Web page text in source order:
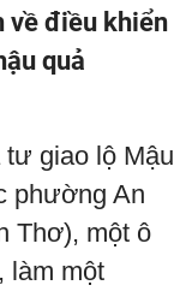
về điều khiển
quả
tư giao lộ Mậu
phường An
Thơ), một ô
làm một